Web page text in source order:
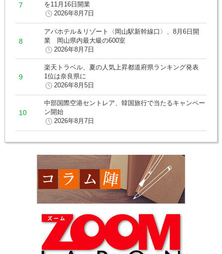
を11月16日開業
2026年8月7日
アパホテル＆リゾート〈岡山駅新幹線口〉、8月6日開
業 岡山県内最大級の600室
2026年8月7日
楽天トラベル、夏の人気上昇都道府県ランキング発表
1位は奈良県に
2026年8月5日
中部国際空港セントレア、韓国旅行で当たるキャンペー
ン開始
2026年8月7日